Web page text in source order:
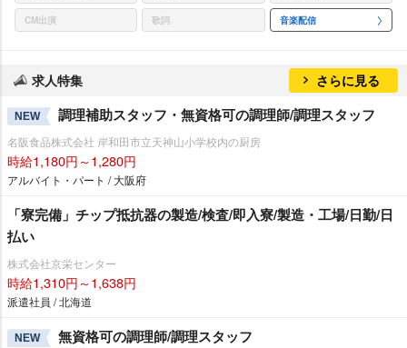
CM出演 歌詞 音楽配信
求人特集 さらに見る
NEW 調理補助スタッフ・無資格可の調理師/調理スタッフ
名阪食品株式会社 岸和田市立天神山小学校内の厨房
時給1,180円～1,280円
アルバイト・パート / 大阪府
「寮完備」チップ抵抗器の製造/検査/即入寮/製造・工場/日勤/日
払い
株式会社京栄センター
時給1,310円～1,638円
派遣社員 / 北海道
NEW 無資格可の調理師/調理スタッフ